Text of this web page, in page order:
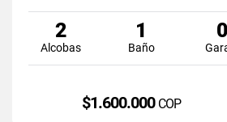
2
Alcobas
1
Baño
0
$1.600.000 COP